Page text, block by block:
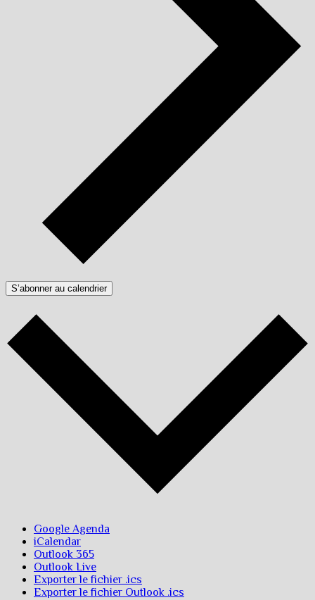
S’abonner au calendrier
Google Agenda
iCalendar
Outlook 365
Outlook Live
Exporter le fichier .ics
Exporter le fichier Outlook .ics